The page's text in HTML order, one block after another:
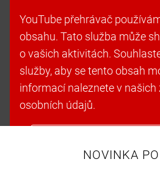
YouTube přehrávač
obsahu. Tato služba může
o vašich aktivitách.
služby, aby se tento obsah
informací naleznete v
osobních údajů.
NOVINKA